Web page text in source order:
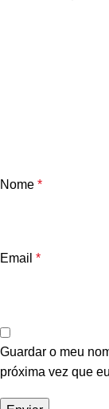
Nome *
Email *
Guardar o meu
próxima vez que